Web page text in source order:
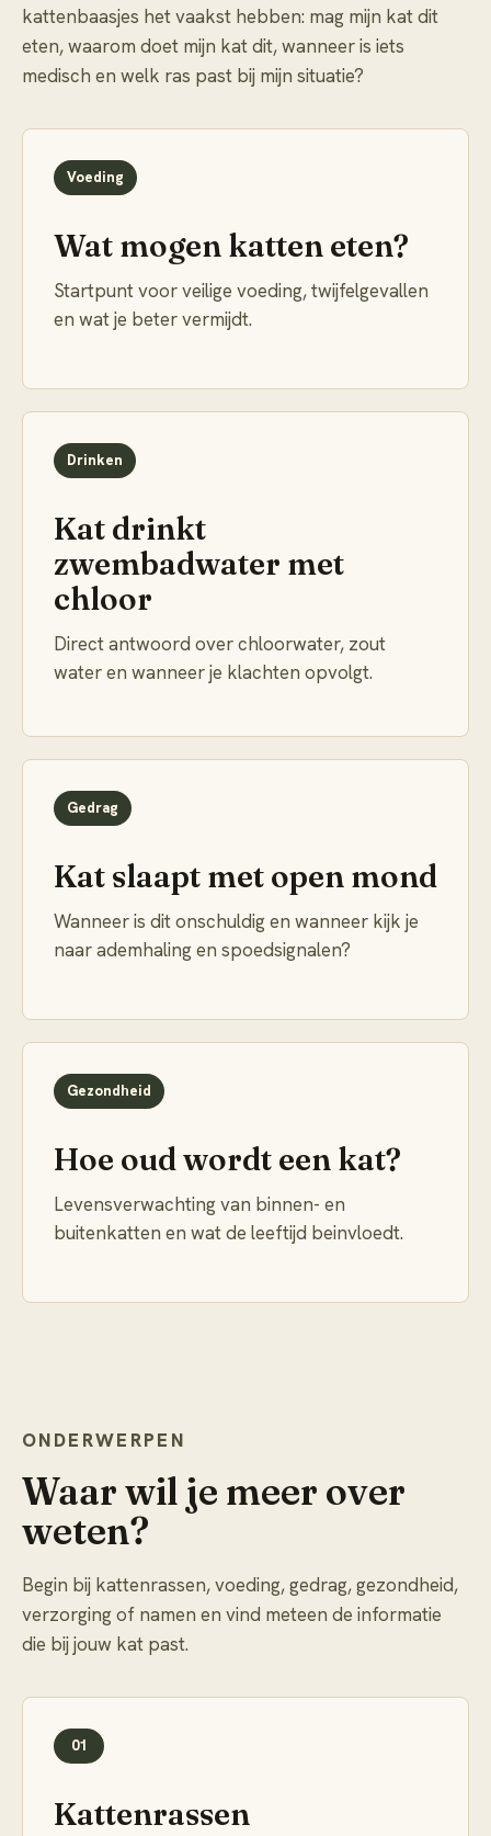
kattenbaasjes het vaakst hebben: mag mijn kat dit
eten, waarom doet mijn kat dit, wanneer is iets
medisch en welk ras past bij mijn situatie?
Voeding
Wat mogen katten eten?
Startpunt voor veilige voeding, twijfelgevallen
en wat je beter vermijdt.
Drinken
Kat drinkt
zwembadwater met
chloor
Direct antwoord over chloorwater, zout
water en wanneer je klachten opvolgt.
Gedrag
Kat slaapt met open mond
Wanneer is dit onschuldig en wanneer kijk je
naar ademhaling en spoedsignalen?
Gezondheid
Hoe oud wordt een kat?
Levensverwachting van binnen- en
buitenkatten en wat de leeftijd beinvloedt.
ONDERWERPEN
Waar wil je meer over
weten?
Begin bij kattenrassen, voeding, gedrag, gezondheid,
verzorging of namen en vind meteen de informatie
die bij jouw kat past.
01
Kattenrassen